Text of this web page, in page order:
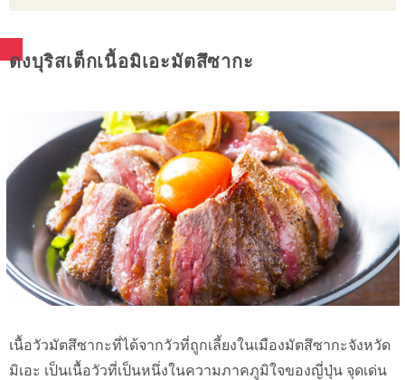
ดงบุริสเต็กเนื้อมิเอะมัตสึซากะ
เนื้อวัวมัตสึซากะที่ได้จากวัวที่ถูกเลี้ยงในเมืองมัตสึซากะจังหวัด
มิเอะ เป็นเนื้อวัวที่เป็นหนึ่งในความภาคภูมิใจของญี่ปุ่น จุดเด่น